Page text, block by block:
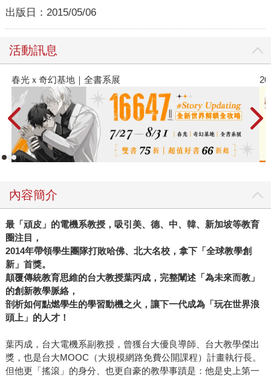
出版日： 2015/05/06
活動訊息
光ｘ奇幻基地｜全書系展 2026
內容簡介
最「頑皮」的電機系教授，吸引美、德、中、韓、新加坡等教育
圈注目，
2014年帶領學生團隊打敗哈佛、北大名校，拿下「全球教學創
新」首獎。
顛覆傳統教育思維的台大教授葉丙成，完整闡述「為未來而教」
的創新教學脈絡，
剖析如何點燃學生的學習動機之火，讓下一代成為「玩在世界浪
頭上」的人才！
葉丙成，台大電機系副教授，曾獲台大優良導師、台大教學傑出
獎，也是台大MOOC（大規模網路免費公開課程）計畫執行長。
但他更「搖滾」的身分、也更自豪的教學事蹟是：他是史上第一